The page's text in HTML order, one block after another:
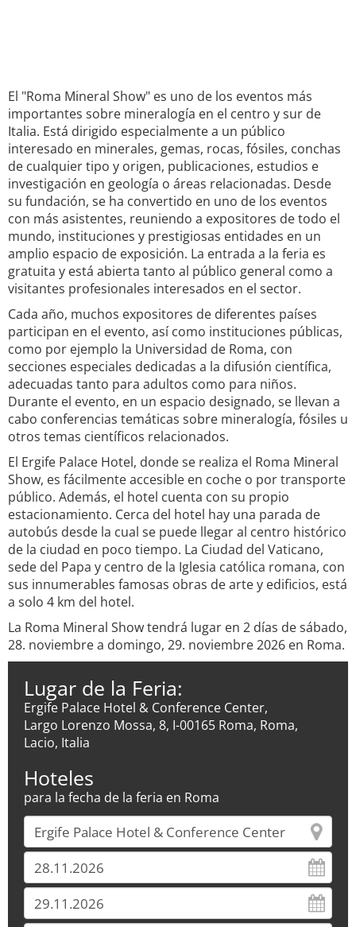
El "Roma Mineral Show" es uno de los eventos más
importantes sobre mineralogía en el centro y sur de
Italia. Está dirigido especialmente a un público
interesado en minerales, gemas, rocas, fósiles, conchas
de cualquier tipo y origen, publicaciones, estudios e
investigación en geología o áreas relacionadas. Desde
su fundación, se ha convertido en uno de los eventos
con más asistentes, reuniendo a expositores de todo el
mundo, instituciones y prestigiosas entidades en un
amplio espacio de exposición. La entrada a la feria es
gratuita y está abierta tanto al público general como a
visitantes profesionales interesados en el sector.
Cada año, muchos expositores de diferentes países
participan en el evento, así como instituciones públicas,
como por ejemplo la Universidad de Roma, con
secciones especiales dedicadas a la difusión científica,
adecuadas tanto para adultos como para niños.
Durante el evento, en un espacio designado, se llevan a
cabo conferencias temáticas sobre mineralogía, fósiles u
otros temas científicos relacionados.
El Ergife Palace Hotel, donde se realiza el Roma Mineral
Show, es fácilmente accesible en coche o por transporte
público. Además, el hotel cuenta con su propio
estacionamiento. Cerca del hotel hay una parada de
autobús desde la cual se puede llegar al centro histórico
de la ciudad en poco tiempo. La Ciudad del Vaticano,
sede del Papa y centro de la Iglesia católica romana, con
sus innumerables famosas obras de arte y edificios, está
a solo 4 km del hotel.
La Roma Mineral Show tendrá lugar en 2 días de sábado,
28. noviembre a domingo, 29. noviembre 2026 en Roma.
Lugar de la Feria:
Ergife Palace Hotel & Conference Center,
Largo Lorenzo Mossa, 8, I-00165 Roma, Roma,
Lacio, Italia
Hoteles
para la fecha de la feria en Roma